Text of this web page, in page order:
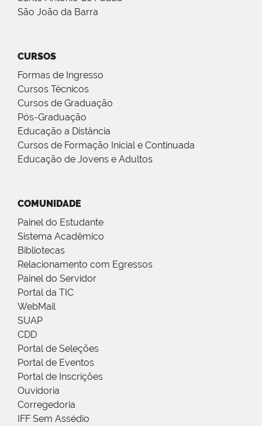
São João da Barra
CURSOS
Formas de Ingresso
Cursos Técnicos
Cursos de Graduação
Pós-Graduação
Educação a Distância
Cursos de Formação Inicial e Continuada
Educação de Jovens e Adultos
COMUNIDADE
Painel do Estudante
Sistema Acadêmico
Bibliotecas
Relacionamento com Egressos
Painel do Servidor
Portal da TIC
WebMail
SUAP
CDD
Portal de Seleções
Portal de Eventos
Portal de Inscrições
Ouvidoria
Corregedoria
IFF Sem Assédio